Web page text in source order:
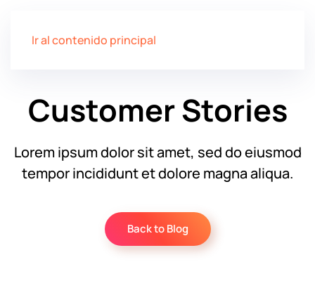
Ir al contenido principal
Customer Stories
Lorem ipsum dolor sit amet, sed do eiusmod
tempor incididunt et dolore magna aliqua.
Back to Blog